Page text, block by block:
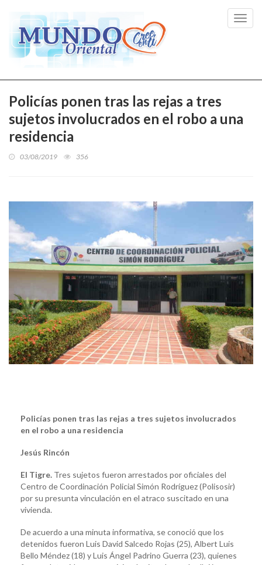
Policías ponen tras las rejas a tres
sujetos involucrados en el robo a una
residencia
03/08/2019 356
Policías ponen tras las rejas a tres sujetos involucrados
en el robo a una residencia
Jesús Rincón
El Tigre. Tres sujetos fueron arrestados por oficiales del
Centro de Coordinación Policial Simón Rodríguez (Polisosir)
por su presunta vinculación en el atraco suscitado en una
vivienda.
De acuerdo a una minuta informativa, se conoció que los
detenidos fueron Luis David Salcedo Rojas (25), Albert Luis
Bello Méndez (18) y Luis Ángel Padrino Guerra (23), quienes